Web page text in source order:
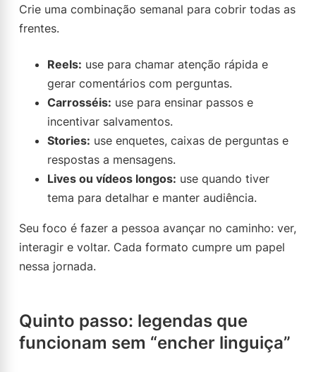
Crie uma combinação semanal para cobrir todas as
frentes.
Reels: use para chamar atenção rápida e
gerar comentários com perguntas.
Carrosséis: use para ensinar passos e
incentivar salvamentos.
Stories: use enquetes, caixas de perguntas e
respostas a mensagens.
Lives ou vídeos longos: use quando tiver
tema para detalhar e manter audiência.
Seu foco é fazer a pessoa avançar no caminho: ver,
interagir e voltar. Cada formato cumpre um papel
nessa jornada.
Quinto passo: legendas que
funcionam sem “encher linguiça”